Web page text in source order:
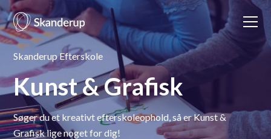
Skanderup Efterskole
Kunst & Grafisk
Søger du et kreativt efterskoleophold, så er Kunst &
Grafisk lige noget for dig!